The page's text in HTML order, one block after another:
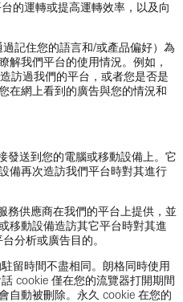
的運轉或提高運轉效率，以及向
記住您的語言和/或產品偏好）為
解我們平台的使用情況。例如，
訪過我們的平台，或者您是否是
在網上看到的廣告與您的情況和
發送到您的電腦或移動設備上。它
備再次造訪我們平台時對其進行
務供應商在我們的平台上提供，並
移動設備造訪其它平台時對其進
分析或廣告目的。
留時間不盡相同。朗格同時使用
cookie 僅在您的流覽器打開期間
自動被刪除。永久 cookie 在您的